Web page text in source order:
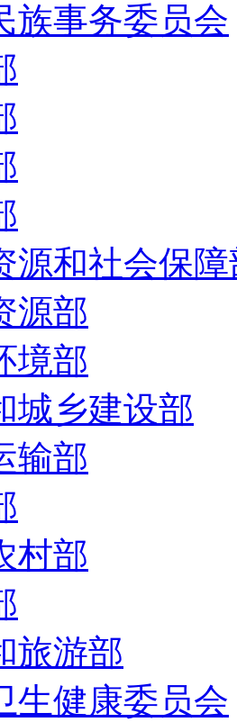
族事务委员会
源和社会保
源部
境部
城乡建设部
输部
村部
旅游部
生健康委员会